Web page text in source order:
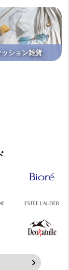
ッション雑貨